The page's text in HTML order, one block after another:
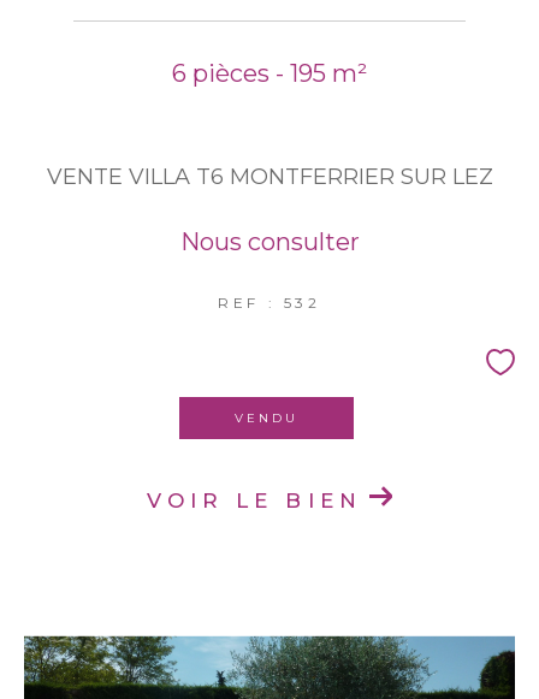
6 pièces - 195 m²
VENTE VILLA T6 MONTFERRIER SUR LEZ
Nous consulter
REF : 532
VENDU
VOIR LE BIEN